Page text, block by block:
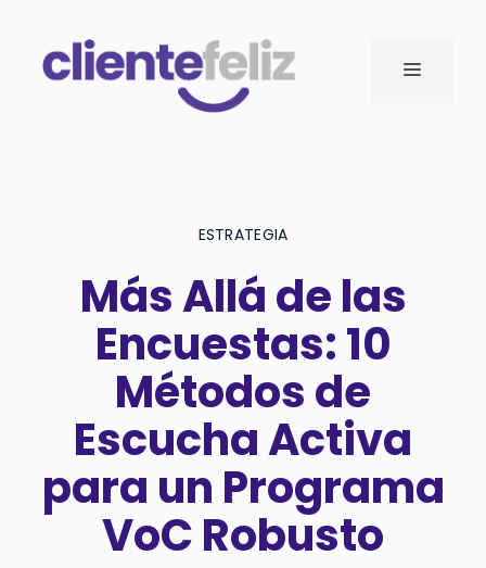
contenido
MENÚ
ESTRATEGIA
Más Allá de las
Encuestas: 10
Métodos de
Escucha Activa
para un Programa
VoC Robusto